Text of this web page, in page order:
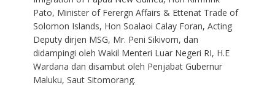
Pato, Minister of Ferergn Affairs & Ettenat Trade of
Solomon Islands, Hon Soalaoi Calay Foran, Acting
Deputy dirjen MSG, Mr. Peni Sikivorn, dan
didampingi oleh Wakil Menteri Luar Negeri RI, H.E
Wardana dan disambut oleh Penjabat Gubernur
Maluku, Saut Sitomorang.